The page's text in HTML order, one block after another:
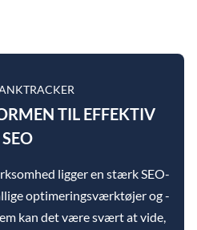
TIL EFFEKTIV
SEO
ligger en stærk SEO-
optimeringsværktøjer og -
kan det være svært at vide,